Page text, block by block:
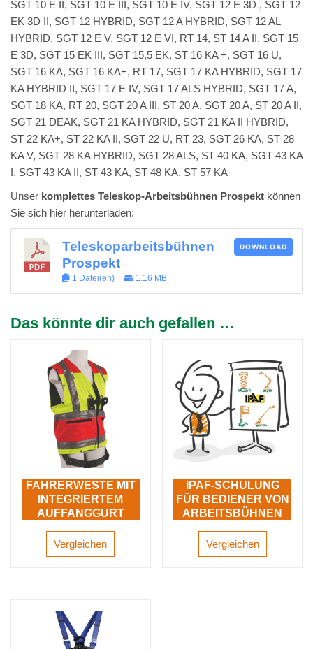
SGT 10 E II, SGT 10 E III, SGT 10 E IV, SGT 12 E 3D , SGT 12
EK 3D II, SGT 12 HYBRID, SGT 12 A HYBRID, SGT 12 AL
HYBRID, SGT 12 E V, SGT 12 E VI, RT 14, ST 14 A II, SGT 15
E 3D, SGT 15 EK III, SGT 15,5 EK, ST 16 KA +, SGT 16 U,
SGT 16 KA, SGT 16 KA+, RT 17, SGT 17 KA HYBRID, SGT 17
KA HYBRID II, SGT 17 E IV, SGT 17 ALS HYBRID, SGT 17 A,
SGT 18 KA, RT 20, SGT 20 A III, ST 20 A, SGT 20 A, ST 20 A II,
SGT 21 DEAK, SGT 21 KA HYBRID, SGT 21 KA II HYBRID,
ST 22 KA+, ST 22 KA II, SGT 22 U, RT 23, SGT 26 KA, ST 28
KA V, SGT 28 KA HYBRID, SGT 28 ALS, ST 40 KA, SGT 43 KA
I, SGT 43 KA II, ST 43 KA, ST 48 KA, ST 57 KA
Unser komplettes Teleskop-Arbeitsbühnen Prospekt können
Sie sich hier herunterladen:
Teleskoparbeitsbühnen
Prospekt
1 Datei(en) 1.16 MB
DOWNLOAD
Das könnte dir auch gefallen …
FAHRERWESTE MIT
INTEGRIERTEM
AUFFANGGURT
Vergleichen
IPAF-SCHULUNG
FÜR BEDIENER VON
ARBEITSBÜHNEN
Vergleichen